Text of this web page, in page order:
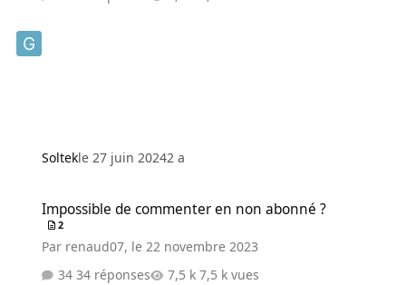
Soltekle 27 juin 20242 a
Impossible de commenter en non abonné ?
2
Par renaud07, le 22 novembre 2023
34 réponses
7,5 k vues